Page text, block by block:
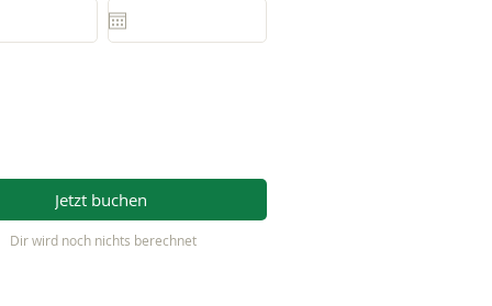
Jetzt buchen
Dir wird noch nichts berechnet